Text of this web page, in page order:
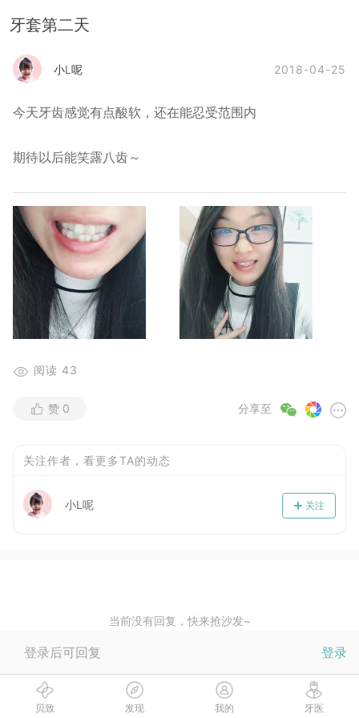
牙套第二天
小L呢 2018-04-25
今天牙齿感觉有点酸软，还在能忍受范围内
期待以后能笑露八齿～
阅读 43
分享至
赞 0
关注作者，看更多TA的动态
关注
小L呢
当前没有回复，快来抢沙发~
登录后可回复 登录
贝致 发现 我的 牙医